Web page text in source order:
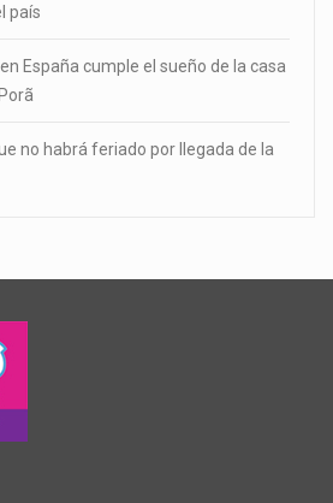
país
España cumple el sueño de la casa
no habrá feriado por llegada de la